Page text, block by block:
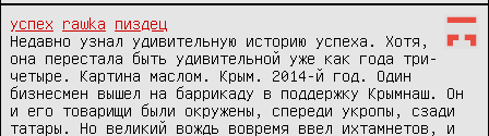
успех rawka
пиздец
Недавно узнал удивительную историю успеха. Хотя,
она перестала быть удивительной уже как года три-
четыре. Картина маслом. Крым. 2014-й год. Один
бизнесмен вышел на баррикаду в поддержку Крымнаш. Он
и его товарищи были окружены, спереди укропы, сзади
татары. Но великий вождь вовремя ввел ихтамнетов, и